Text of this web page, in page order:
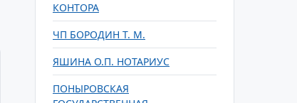
КОНТОРА
ЧП БОРОДИН Т. М.
ЯШИНА О.П. НОТАРИУС
ПОНЫРОВСКАЯ